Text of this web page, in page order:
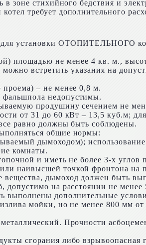
зоне стихийного бедствия и
требует дополнительного
установки ОТОПИТЕЛЬНОГО
площадью не менее 4 кв. м.,
встретить указания на
– не менее 0,8 м.
недопустимы.
продушину сечением не
от 31 до 60 кВт – 13,5 куб.м;
равно должны быть соблюдены.
общие нормы:
дымоходом);
комнаты.
и иметь не более 3-х углов
наивысшей точкой фронтона на
дымоход должен быть
на расстоянии не менее
выполнены дополнительные
мойки, но не менее 800 мм от
Прочности
сгорания либо взрывоопасная